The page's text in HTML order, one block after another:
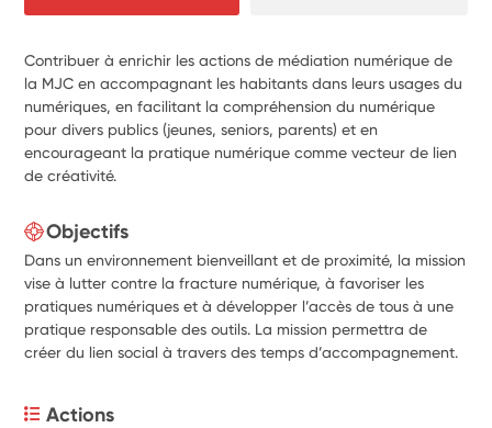
Contribuer à enrichir les actions de médiation numérique de
la MJC en accompagnant les habitants dans leurs usages du
numériques, en facilitant la compréhension du numérique
pour divers publics (jeunes, seniors, parents) et en
encourageant la pratique numérique comme vecteur de lien
de créativité.
Objectifs
Dans un environnement bienveillant et de proximité, la mission
vise à lutter contre la fracture numérique, à favoriser les
pratiques numériques et à développer l’accès de tous à une
pratique responsable des outils. La mission permettra de
créer du lien social à travers des temps d’accompagnement.
Actions